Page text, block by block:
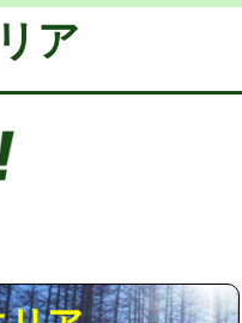
作
11,000円
44,000円
ア